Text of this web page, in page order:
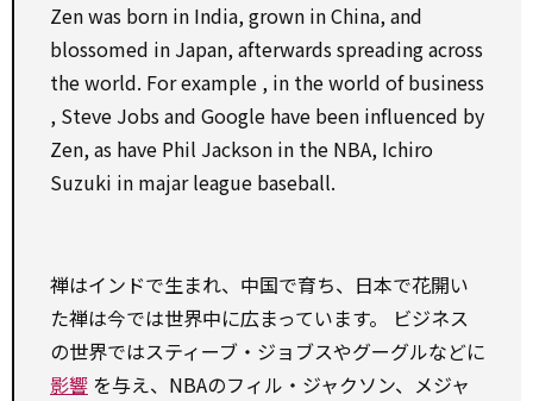
Zen was born in India, grown in China, and
blossomed in Japan, afterwards spreadingacross
the world. For example , in the world ofbusiness
, Steve Jobs and Google have been influenced by
Zen,as have Phil Jackson in the NBA, Ichiro
Suzuki in majar league baseball.
禅はインドで生まれ、中国で育ち、日本で花開い
た禅は今では世界中に広まっています。 ビジネス
の世界ではスティーブ・ジョブスやグーグルなどに
影響 を与え、NBAのフィル・ジャクソン、メジャ